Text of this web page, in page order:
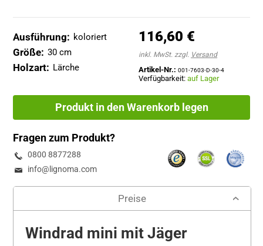
116,60 €
inkl. MwSt. zzgl. Versand
Artikel-Nr.: 001-7603-D-30-4
Verfügbarkeit:auf Lager
Produkt in den Warenkorb legen
Fragen zum Produkt?
0800 8877288
info@lignoma.com
Preise
Windrad mini mit Jäger